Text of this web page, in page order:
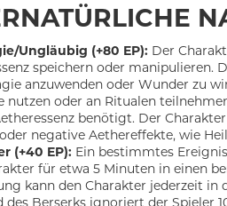
Ungläubig (+80 EP): Der
speichern oder manipulieren.
anzuwenden oder Wunder zu
nutzen oder an Ritualen
benötigt. Der
negative Aethereffekte, wie
(+40 EP): Ein bestimmtes
für etwa 5 Minuten in einen
kann den Charakter jederzeit in
des Berserks ignoriert der Spieler